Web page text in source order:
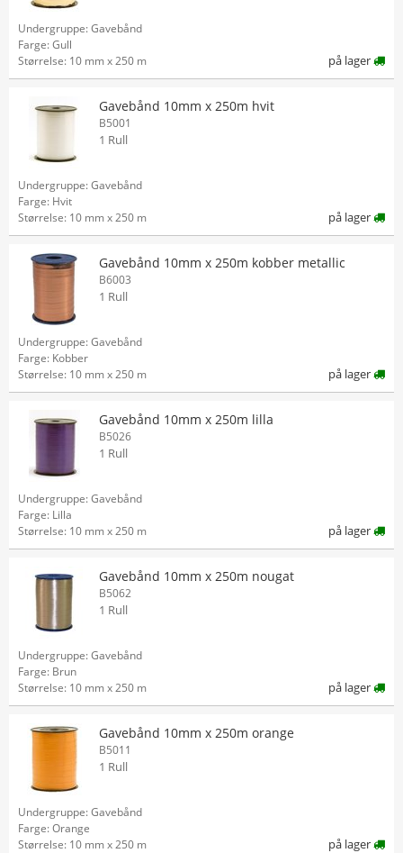
Undergruppe: Gavebånd
Farge: Gull
Størrelse: 10 mm x 250 m
på lager
Gavebånd 10mm x 250m hvit
B5001
1 Rull
Undergruppe: Gavebånd
Farge: Hvit
Størrelse: 10 mm x 250 m
på lager
Gavebånd 10mm x 250m kobber metallic
B6003
1 Rull
Undergruppe: Gavebånd
Farge: Kobber
Størrelse: 10 mm x 250 m
på lager
Gavebånd 10mm x 250m lilla
B5026
1 Rull
Undergruppe: Gavebånd
Farge: Lilla
Størrelse: 10 mm x 250 m
på lager
Gavebånd 10mm x 250m nougat
B5062
1 Rull
Undergruppe: Gavebånd
Farge: Brun
Størrelse: 10 mm x 250 m
på lager
Gavebånd 10mm x 250m orange
B5011
1 Rull
Undergruppe: Gavebånd
Farge: Orange
Størrelse: 10 mm x 250 m
på lager